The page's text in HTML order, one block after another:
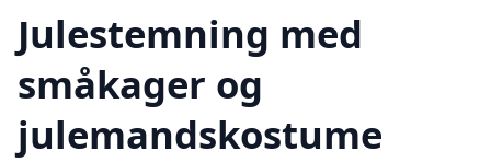
Julestemning med
småkager og
julemandskostume